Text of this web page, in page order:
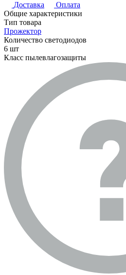
Доставка
Оплата
Общие характеристики
Тип товара
Прожектор
Количество светодиодов
6 шт
Класс пылевлагозащиты